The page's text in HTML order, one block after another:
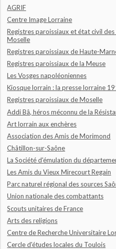
AGRIF
Centre Image Lorraine
Registres paroissiaux et état civil
Moselle
Registres paroissiaux de Haute-
Registres paroissiaux de la Meuse
Les Vosges napoléoniennes
Kiosque lorrain : la presse lorraine
Registres paroissiaux de Moselle
Addi Bâ, héros méconnu de la
Art lorrain aux enchères
Association des Amis de Morimond
Châtillon-sur-Saône
La Société d'émulation du
Les Amis du Vieux Mirecourt Regain
Parc naturel régional des sources
Union nationale des combattants
Scouts unitaires de France
Arts des religions
Centre de Recherche Universitaire
Cercle d'études locales du Toulois